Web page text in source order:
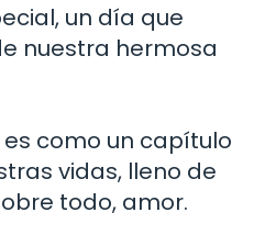
un día que
nuestra hermosa
como un capítulo
vidas, lleno de
todo, amor.